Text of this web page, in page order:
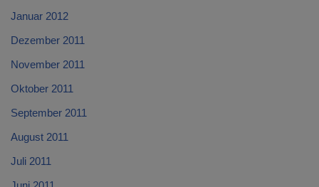
Januar 2012
Dezember 2011
November 2011
Oktober 2011
September 2011
August 2011
Juli 2011